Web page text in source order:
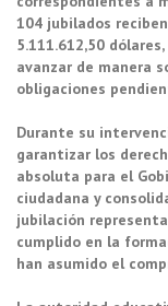
104 jubilados
5.111.612,50
avanzar de manera
obligaciones
Durante su
garantizar los
absoluta para el
ciudadana y
jubilación
cumplido en la
han asumido el